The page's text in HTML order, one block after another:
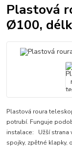
Plastová
Ø100,
Plastová roura
potrubí. Funguje
instalace: Užší strana
spojky, zpětné klapky,